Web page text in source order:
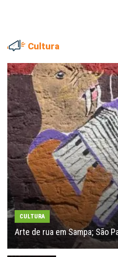
Cultura
CULTURA
Arte de rua em Sampa; São